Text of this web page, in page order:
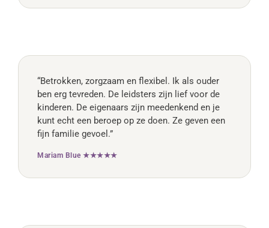
“Betrokken, zorgzaam en flexibel. Ik als ouder
ben erg tevreden. De leidsters zijn lief voor de
kinderen. De eigenaars zijn meedenkend en je
kunt echt een beroep op ze doen. Ze geven een
fijn familie gevoel.”
Mariam Blue ★★★★★